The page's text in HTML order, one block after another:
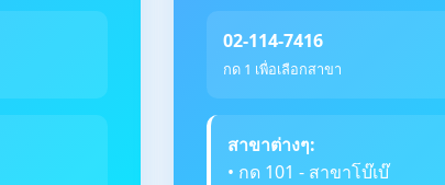
02-114-7416
กด 1 เพื่อเลือกสาขา
สาขาต่างๆ:
• กด 101 - สาขาโบ๊เบ๊